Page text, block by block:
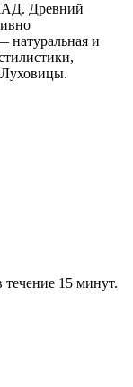
Древний
натуральная и
течение 15 минут.